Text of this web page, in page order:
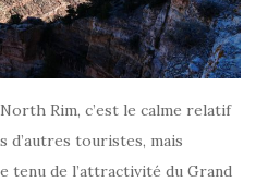
Rim, c’est le calme relatif
d’autres touristes, mais
tenu de l’attractivité du Grand